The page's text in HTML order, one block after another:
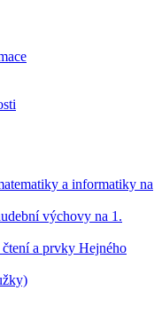
a informatiky na
výchovy na 1.
a prvky Hejného